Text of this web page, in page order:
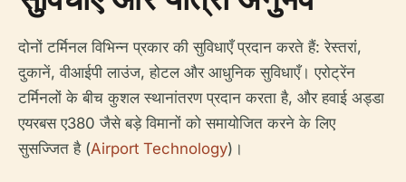
दोनों टर्मिनल विभिन्न प्रकार की सुविधाएँ प्रदान करते हैं: रेस्तरां,
दुकानें, वीआईपी लाउंज, होटल और आधुनिक सुविधाएँ। एरोट्रेंन
टर्मिनलों के बीच कुशल स्थानांतरण प्रदान करता है, और हवाई अड्डा
एयरबस ए380 जैसे बड़े विमानों को समायोजित करने के लिए
सुसज्जित है (Airport Technology)।